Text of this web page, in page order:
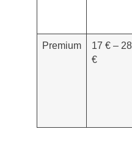
Premium
17 € – 28
€